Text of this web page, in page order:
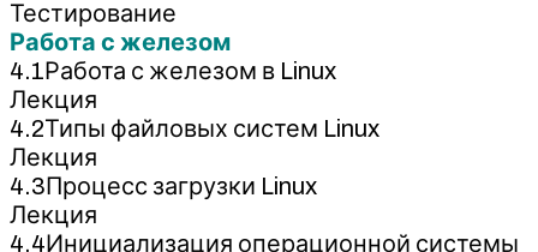
Тестирование
Работа с железом
4.1Работа с железом в Linux
Лекция
4.2Типы файловых систем Linux
Лекция
4.3Процесс загрузки Linux
Лекция
4.4Инициализация операционной системы